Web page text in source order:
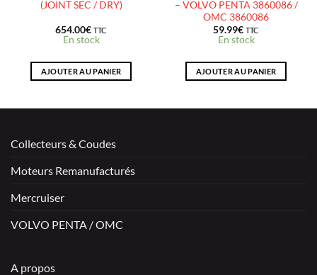
(JOINT SEC / DRY)
654.00€ TTC
En stock
AJOUTER AU PANIER
– VOLVO PENTA 3860086 /
OMC 3860086
59.99€ TTC
En stock
AJOUTER AU PANIER
Collecteurs & Coudes
Moteurs Remanufacturés
Mercruiser
VOLVO PENTA / OMC
A propos